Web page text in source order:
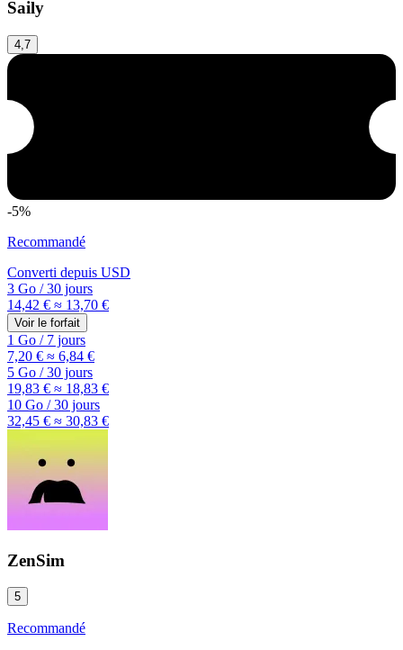
Saily
4,7
-5%
Recommandé
Converti depuis USD
3 Go /30 jours
14,42 € ≈ 13,70 €
Voir le forfait
1 Go /7 jours
7,20 € ≈ 6,84 €
5 Go /30 jours
19,83 € ≈ 18,83 €
10 Go /30 jours
32,45 € ≈ 30,83 €
ZenSim
5
Recommandé